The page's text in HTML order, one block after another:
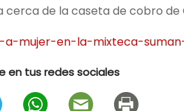
de la caseta de cobro de
a-mujer-en-la-mixteca-
en tus redes sociales